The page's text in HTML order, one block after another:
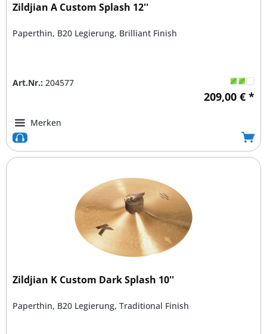
Zildjian A Custom Splash 12''
Paperthin, B20 Legierung, Brilliant Finish
Art.Nr.: 204577
209,00 € *
Merken
Zildjian K Custom Dark Splash 10''
Paperthin, B20 Legierung, Traditional Finish